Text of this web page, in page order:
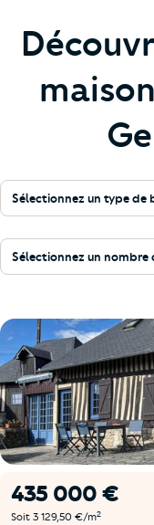
Sélectionnez un type de
Sélectionnez un nombre
435 000 €
Soit 3 129,50 €/m2